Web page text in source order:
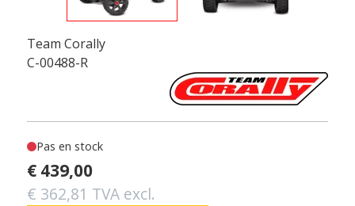
Team Corally
C-00488-R
Pas en stock
€ 439,00
€ 362,81 TVA excl.